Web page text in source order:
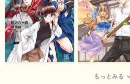
もっとみる